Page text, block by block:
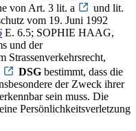
von Art. 3 lit. a
und lit.
vom 19. Juni 1992
E. 6.5; SOPHIE HAAG,
und der
Strassenverkehrsrecht,
DSG bestimmt, dass die
der Zweck ihrer
sein muss. Die
Persönlichkeitsverletzung